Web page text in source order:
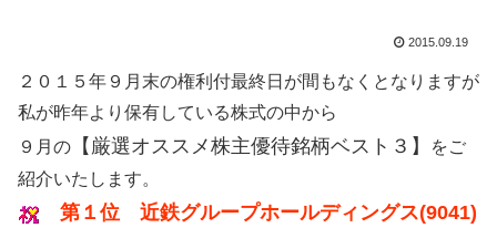
2015.09.19
２０１５年９月末の権利付最終日が間もなくとなりますが
私が昨年より保有している株式の中から
９月の 【厳選オススメ株主優待銘柄ベスト３】
をご
紹介いたします。
第１位 近鉄グループホールディングス(9041)